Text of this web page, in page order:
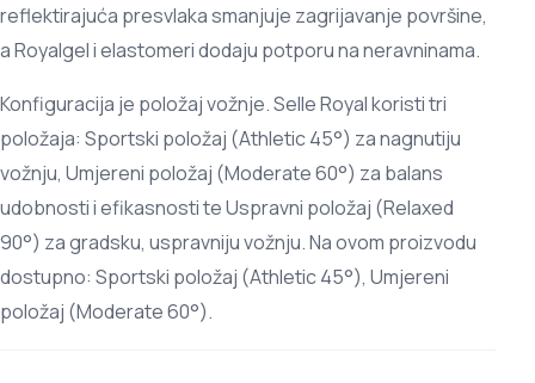
reflektirajuća presvlaka smanjuje zagrijavanje površine,
a Royalgel i elastomeri dodaju potporu na neravninama.
Konfiguracija je položaj vožnje. Selle Royal koristi tri
položaja: Sportski položaj (Athletic 45°) za nagnutiju
vožnju, Umjereni položaj (Moderate 60°) za balans
udobnosti i efikasnosti te Uspravni položaj (Relaxed
90°) za gradsku, uspravniju vožnju. Na ovom proizvodu
dostupno: Sportski položaj (Athletic 45°), Umjereni
položaj (Moderate 60°).